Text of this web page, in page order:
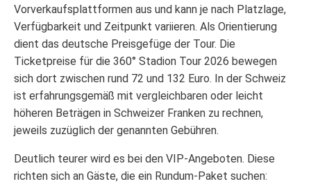
Vorverkaufsplattformen aus und kann je nach Platzlage,
Verfügbarkeit und Zeitpunkt variieren. Als Orientierung
dient das deutsche Preisgefüge der Tour. Die
Ticketpreise für die 360° Stadion Tour 2026 bewegen
sich dort zwischen rund 72 und 132 Euro. In der Schweiz
ist erfahrungsgemäß mit vergleichbaren oder leicht
höheren Beträgen in Schweizer Franken zu rechnen,
jeweils zuzüglich der genannten Gebühren.
Deutlich teurer wird es bei den VIP-Angeboten. Diese
richten sich an Gäste, die ein Rundum-Paket suchen: